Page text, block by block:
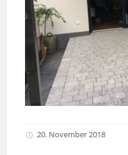
20. November 2018